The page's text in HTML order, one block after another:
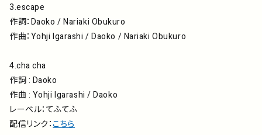
3.escape
作詞：Daoko / Nariaki Obukuro
作曲：Yohji Igarashi / Daoko / Nariaki Obukuro
4.cha cha
作詞 : Daoko
作曲 : Yohji Igarashi / Daoko
レーベル：てふてふ
配信リンク：こちら